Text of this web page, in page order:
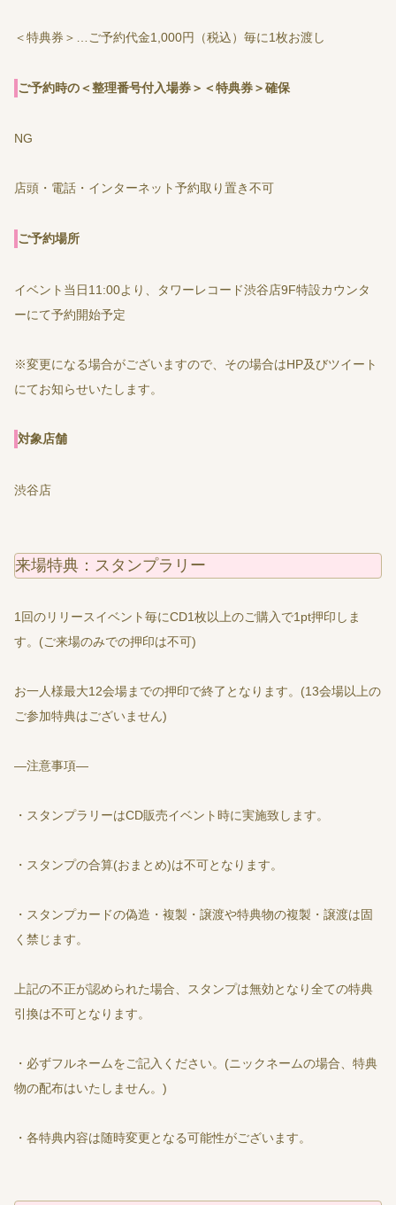
＜特典券＞…ご予約代金1,000円（税込）毎に1枚お渡し
ご予約時の＜整理番号付入場券＞＜特典券＞確保
NG
店頭・電話・インターネット予約取り置き不可
ご予約場所
イベント当日11:00より、タワーレコード渋谷店9F特設カウンタ
ーにて予約開始予定
※変更になる場合がございますので、その場合はHP及びツイート
にてお知らせいたします。
対象店舗
渋谷店
来場特典：スタンプラリー
1回のリリースイベント毎にCD1枚以上のご購入で1pt押印しま
す。(ご来場のみでの押印は不可)
お一人様最大12会場までの押印で終了となります。(13会場以上の
ご参加特典はございません)
―注意事項―
・スタンプラリーはCD販売イベント時に実施致します。
・スタンプの合算(おまとめ)は不可となります。
・スタンプカードの偽造・複製・譲渡や特典物の複製・譲渡は固
く禁じます。
上記の不正が認められた場合、スタンプは無効となり全ての特典
引換は不可となります。
・必ずフルネームをご記入ください。(ニックネームの場合、特典
物の配布はいたしません。)
・各特典内容は随時変更となる可能性がございます。